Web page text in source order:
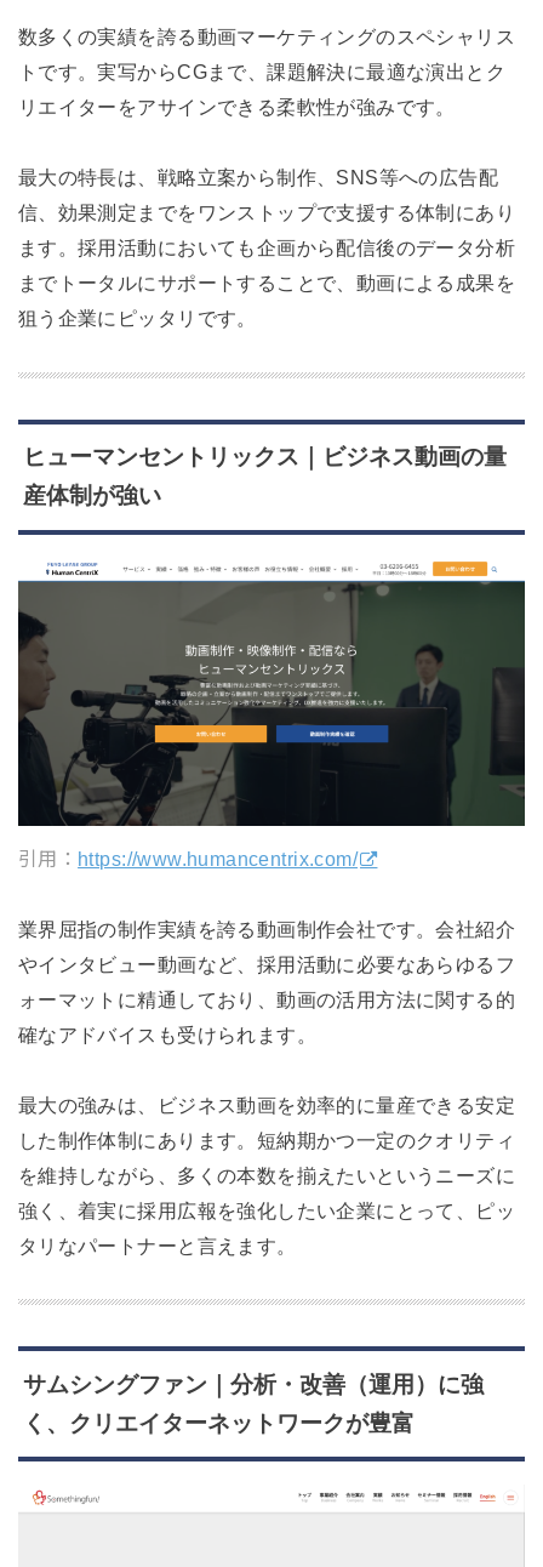
数多くの実績を誇る動画マーケティングのスペシャリス
トです。実写からCGまで、課題解決に最適な演出とク
リエイターをアサインできる柔軟性が強みです。
最大の特長は、戦略立案から制作、SNS等への広告配
信、効果測定までをワンストップで支援する体制にあり
ます。採用活動においても企画から配信後のデータ分析
までトータルにサポートすることで、動画による成果を
狙う企業にピッタリです。
ヒューマンセントリックス｜ビジネス動画の量
産体制が強い
引用： https://www.humancentrix.com/
業界屈指の制作実績を誇る動画制作会社です。会社紹介
やインタビュー動画など、採用活動に必要なあらゆるフ
ォーマットに精通しており、動画の活用方法に関する的
確なアドバイスも受けられます。
最大の強みは、ビジネス動画を効率的に量産できる安定
した制作体制にあります。短納期かつ一定のクオリティ
を維持しながら、多くの本数を揃えたいというニーズに
強く、着実に採用広報を強化したい企業にとって、ピッ
タリなパートナーと言えます。
サムシングファン｜分析・改善（運用）に強
く、クリエイターネットワークが豊富